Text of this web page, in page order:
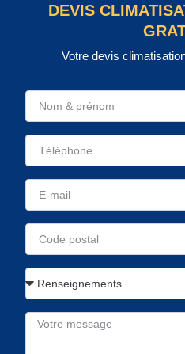
DEVIS
Votre devis